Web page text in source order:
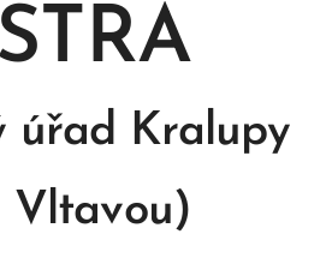
úřad Kralupy
Vltavou)